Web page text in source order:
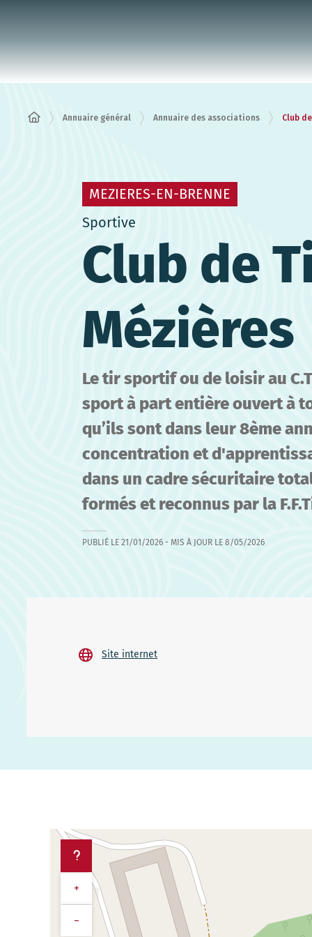
Annuaire général Annuaire des associations Club
MEZIERES-EN-BRENNE
Sportive
Club de
Mézières
Le tir sportif ou de loisir au
sport à part entière ouvert à
qu’ils sont dans leur 8ème
concentration et
dans un cadre sécuritaire
formés et reconnus par la
PUBLIÉ LE 21/01/2026 - MIS À JOUR LE 8/05/2026
Site internet
+
−